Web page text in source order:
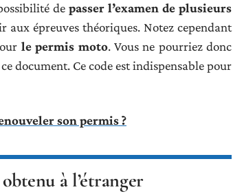
de passer l’examen de plusieurs
aux épreuves théoriques. Notez cependant
le permis moto. Vous ne pourriez donc
document. Ce code est indispensable pour
son permis ?
à l’étranger